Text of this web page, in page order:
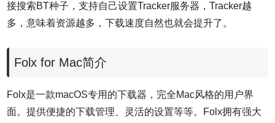
接搜索BT种子，支持自己设置Tracker服务器，Tracker越
多，意味着资源越多，下载速度自然也就会提升了。
Folx for Mac简介
Folx是一款macOS专用的下载器，完全Mac风格的用户界
面。提供便捷的下载管理、灵活的设置等等。Folx拥有强大